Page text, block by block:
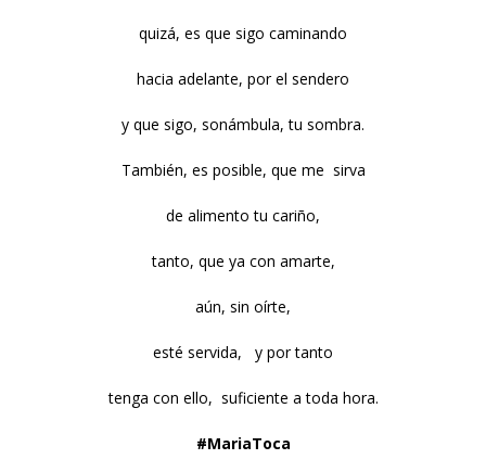
quizá, es que sigo caminando
hacia adelante, por el sendero
y que sigo, sonámbula, tu sombra.
También, es posible, que me sirva
de alimento tu cariño,
tanto, que ya con amarte,
aún, sin oírte,
esté servida, y por tanto
tenga con ello, suficiente a toda hora.
#MariaToca